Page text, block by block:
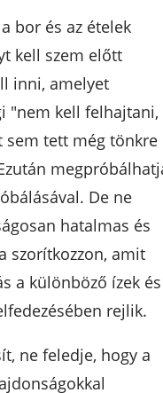
bor és az ételek
kell szem előtt
inni, amelyet
"nem kell felhajtani,
sem tett még tönkre
De ne
hatalmas és
szorítkozzon, amit
a különböző ízek és
rejlik.
ne feledje, hogy a